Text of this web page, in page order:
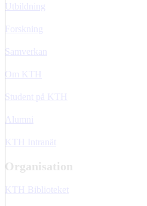
Utbildning
Forskning
Samverkan
Om KTH
Student på KTH
Alumni
KTH Intranät
Organisation
KTH Biblioteket